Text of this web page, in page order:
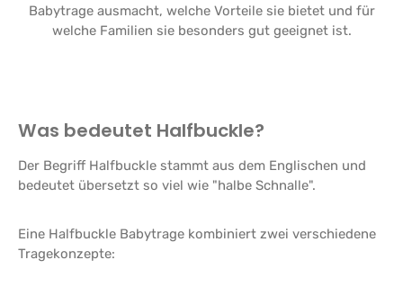
Babytrage ausmacht, welche Vorteile sie bietet und für
welche Familien sie besonders gut geeignet ist.
Was bedeutet Halfbuckle?
Der Begriff Halfbuckle stammt aus dem Englischen und
bedeutet übersetzt so viel wie "halbe Schnalle".
Eine Halfbuckle Babytrage kombiniert zwei verschiedene
Tragekonzepte: